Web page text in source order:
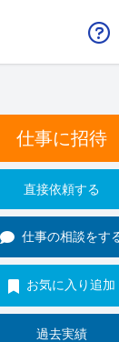
仕事に招待
直接依頼する
仕事の相談をす
お気に入り追加
過去実績